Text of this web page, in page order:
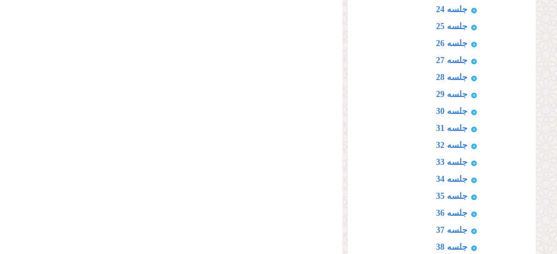
جلسه 24
جلسه 25
جلسه 26
جلسه 27
جلسه 28
جلسه 29
جلسه 30
جلسه 31
جلسه 32
جلسه 33
جلسه 34
جلسه 35
جلسه 36
جلسه 37
جلسه 38